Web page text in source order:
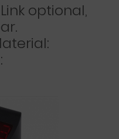
optional,